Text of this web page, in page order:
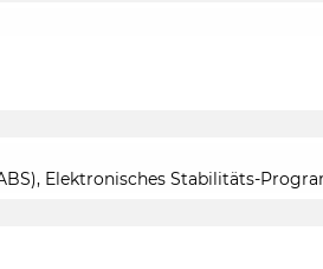
Elektronisches Stabilitäts-